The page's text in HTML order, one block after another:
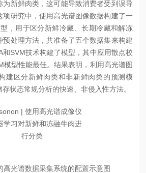
为新鲜肉类，这可能导致消费者受到误导
项研究中，使用高光谱图像数据构建了一
，用于区分新鲜冷藏、长期冷藏和解冻
预处理方法，共准备了五个数据集来构建
和SVM技术构建了模型，其中应用散点校
模型性能最佳。结果表明，利用高光谱图
建区分新鲜肉类和非新鲜肉类的预测模
状态常规分析的快速、非侵入性方法。
高光谱数据采集系统的配置示意图